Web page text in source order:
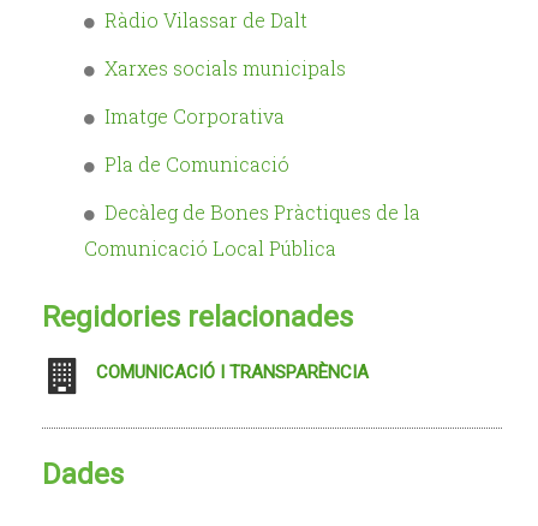
Ràdio Vilassar de Dalt
Xarxes socials municipals
Imatge Corporativa
Pla de Comunicació
Decàleg de Bones Pràctiques de la
Comunicació Local Pública
Regidories relacionades
COMUNICACIÓ I TRANSPARÈNCIA
Dades